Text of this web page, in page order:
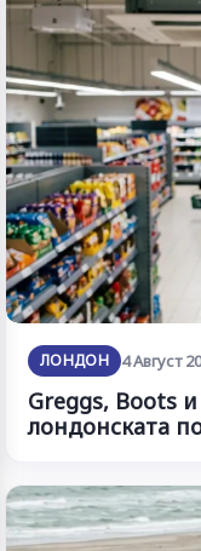
ЛОНДОН 4 Август
Greggs, Boots
лондонската